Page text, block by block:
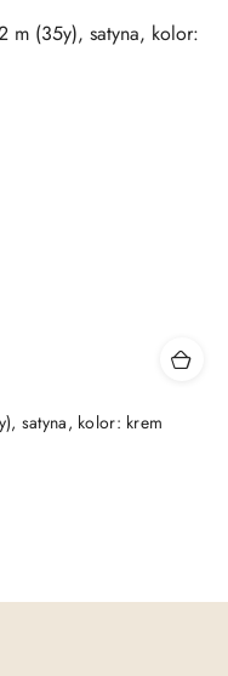
satyna, kolor: krem